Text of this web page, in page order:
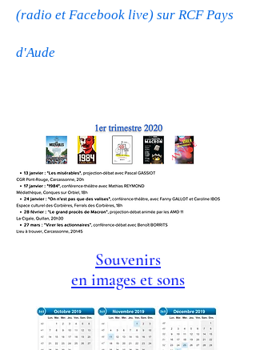
(radio et Facebook live) sur RCF Pays
d'Aude
ANNULÉ
Souvenirs
en images et sons